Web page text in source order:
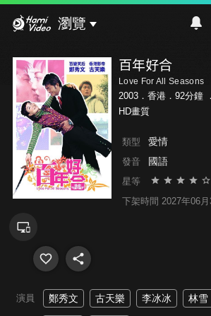
瀏覽
百年好合
Love For All Seasons
2003．香港．92分鐘 ．
HD畫質
類型 愛情
發音 國語
星等
下架時間 2027年06月
演員 鄭秀文 古天樂 李冰冰 林雪